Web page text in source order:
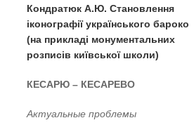
Кондратюк А.Ю. Становлення
iконографiї українського бароко
(на прикладi монументальних
розписiв київської школи)
КЕСАРЮ – КЕСАРЕВО
Актуальные проблемы